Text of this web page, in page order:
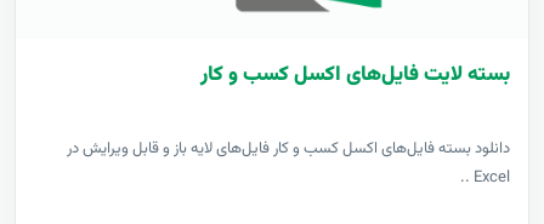
بسته لایت فایل‌های اکسل کسب و کار
دانلود بسته فایل‌های اکسل کسب و کار فایل‌های لایه باز و قابل ویرایش در
Excel ..